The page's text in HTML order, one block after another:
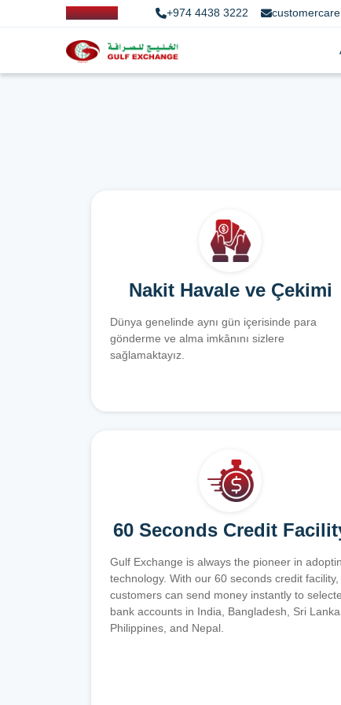
+974 4438 3222
Nakit Havale ve Çekimi
Dünya genelinde aynı gün içerisinde para
gönderme ve alma imkânını sizlere
sağlamaktayız.
60 Seconds Credit
Gulf Exchange is always the pioneer in
technology. With our 60 seconds credit facility,
customers can send money instantly to
bank accounts in India, Bangladesh, Sri Lanka,
Philippines, and Nepal.